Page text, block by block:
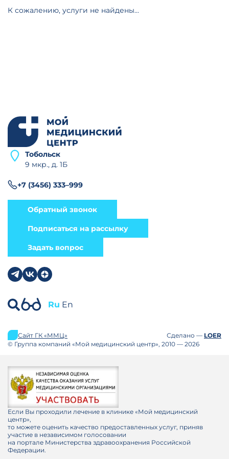
К сожалению, услуги не найдены...
+7 (3456) 333–999
Тобольск
9 мкр., д. 1Б
Обратный звонок
Подписаться на рассылку
Задать вопрос
Ru En
Сайт ГК «ММЦ» Сделано — LOER
© Группа компаний «Мой медицинский центр», 2010 — 2026
Если Вы проходили лечение в клинике «Мой медицинский
центр»,
то можете оценить качество предоставленных услуг, приняв
участие в независимом голосовании
на портале Министерства здравоохранения Российской
Федерации.